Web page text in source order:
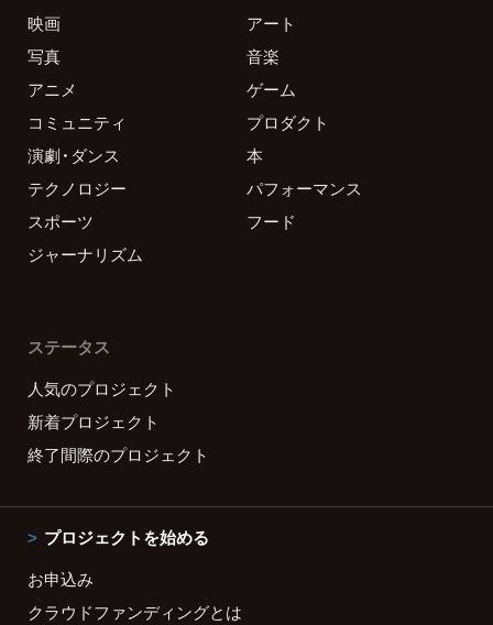
映画
アート
写真
音楽
アニメ
ゲーム
コミュニティ
プロダクト
演劇・ダンス
本
テクノロジー
パフォーマンス
スポーツ
フード
ジャーナリズム
ステータス
人気のプロジェクト
新着プロジェクト
終了間際のプロジェクト
プロジェクトを始める
お申込み
クラウドファンディングとは